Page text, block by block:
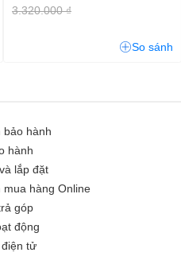
3.320.000 ₫
So sánh
bảo hành
hành
lắp đặt
mua hàng Online
góp
động
tử